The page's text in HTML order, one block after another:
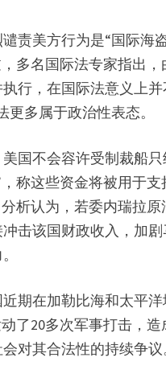
责美方行为是“国际海
多名国际法专家指出，
行，在国际法意义上
更多属于政治性表态。
国不会容许受制裁船
称这些资金将被用于支
析认为，若委内瑞拉原
击该国财政收入，加
期在加勒比海和太平
了20多次军事打击，造
对其合法性的持续争议